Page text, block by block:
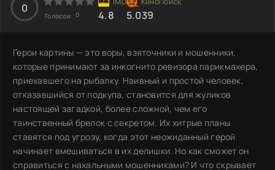
0
Голосов: 0 4.8 5.039
Герои картины — это воры, взяточники и мошенники,
которые принимают за инкогнито ревизора парикмахера,
приехавшего на рыбалку. Наивный и простой человек,
отказавшийся от подкупа, становится для жуликов
настоящей загадкой, более сложной, чем его
таинственный брелок с секретом. Их хитрые планы
ставятся под угрозу, когда этот неожиданный герой
начинает вмешиваться в их делишки. Но как сможет он
справиться с нахальными мошенниками? И что скрывает